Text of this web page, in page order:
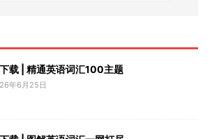
载 | 精通英语词汇100主题
年6月25日